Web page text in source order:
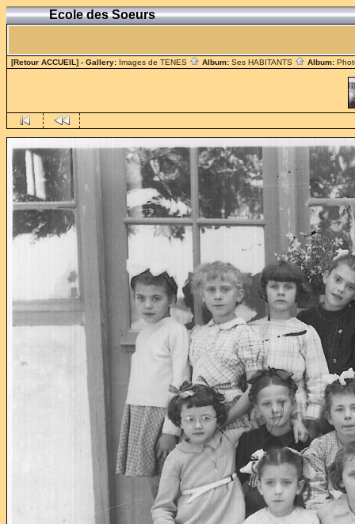
Ecole des Soeurs
[Retour ACCUEIL] - Gallery: Images de TENES Album: Ses HABITANTS Album: